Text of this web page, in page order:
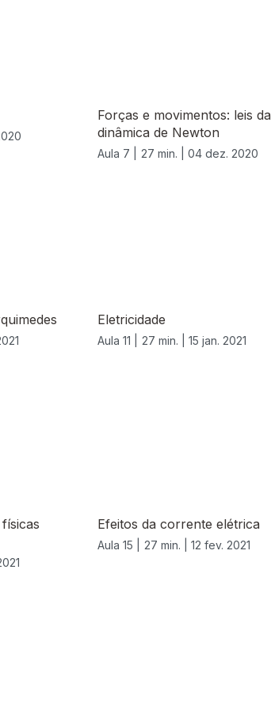
Forças e movimentos: leis da
dinâmica de Newton
Aula 7 | 27 min. | 04 dez. 2020
Eletricidade
Aula 11 | 27 min. | 15 jan. 2021
Efeitos da corrente elétrica
Aula 15 | 27 min. | 12 fev. 2021